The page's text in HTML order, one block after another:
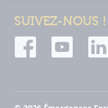
SUIVEZ-NOUS !